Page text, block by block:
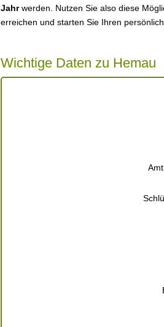
Jahrwerden. Nutzen Sie also diese
erreichen und starten Sie Ihren
Wichtige Daten zu Hemau